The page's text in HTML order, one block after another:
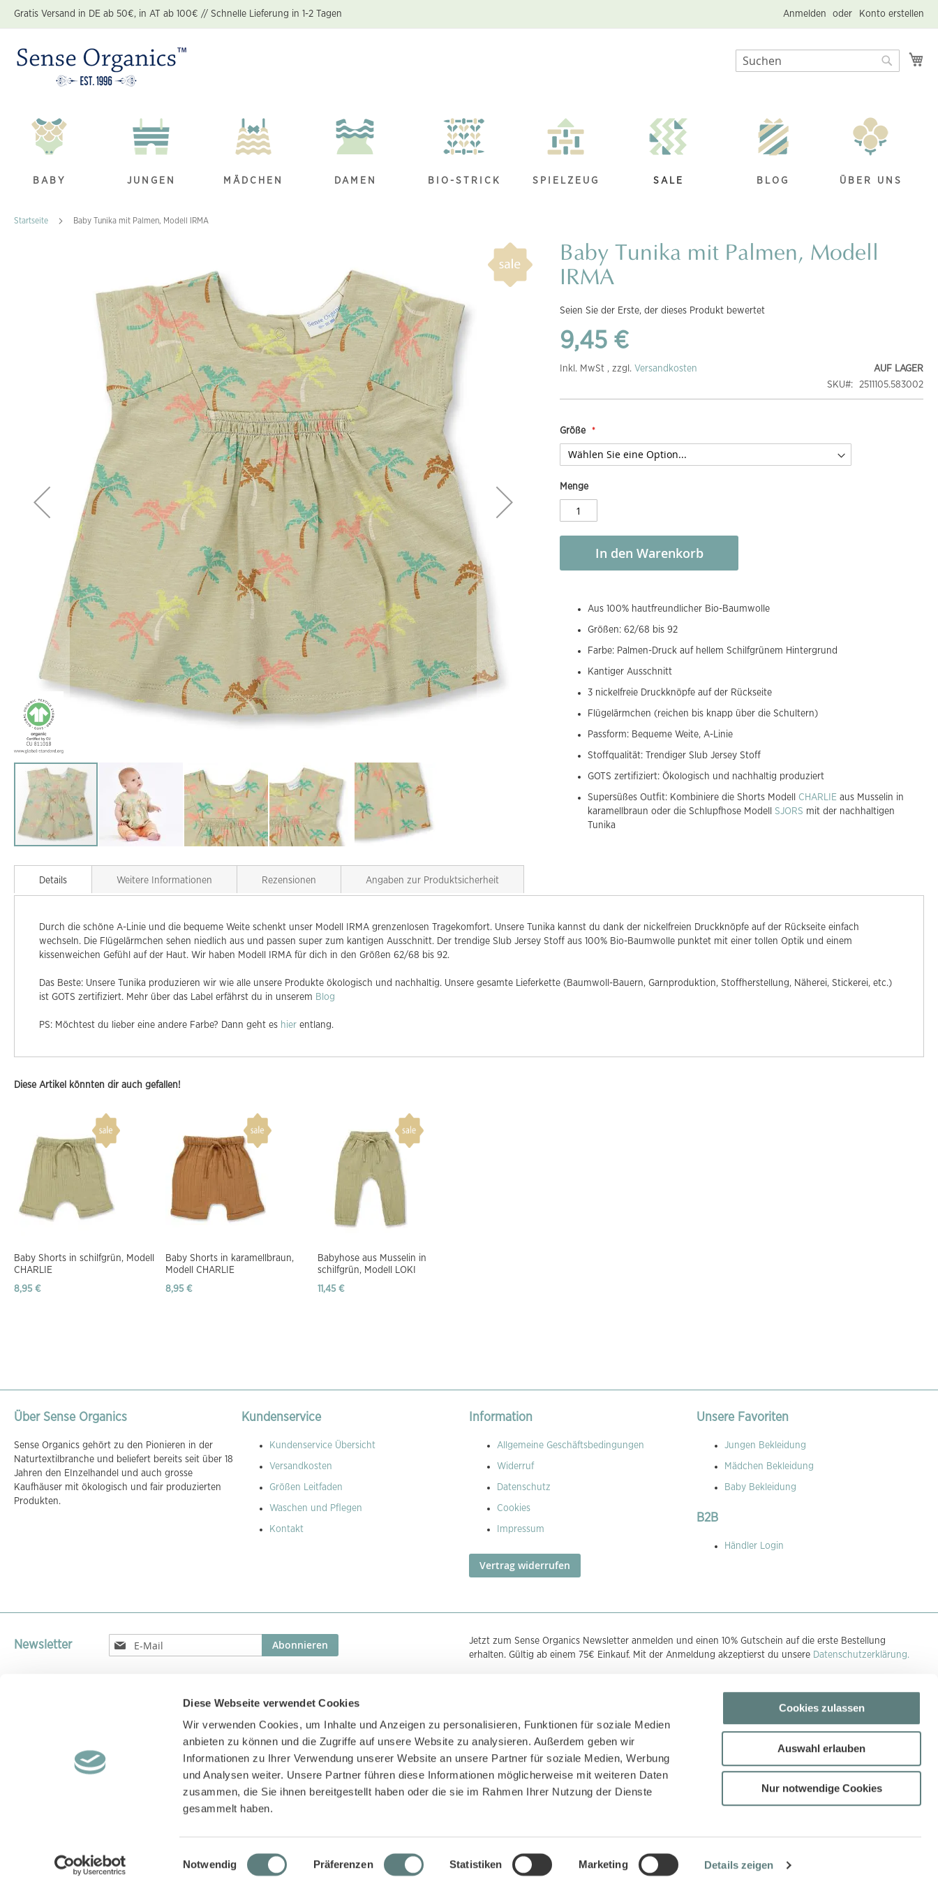
Diese Webseite verwendet Cookies
Wir verwenden Cookies, um Inhalte und Anzeigen zu personalisieren, Funktionen für soziale Medien
anbieten zu können und die Zugriffe auf unsere Website zu analysieren. Außerdem geben wir
Informationen zu Ihrer Verwendung unserer Website an unsere Partner für soziale Medien, Werbung
und Analysen weiter. Unsere Partner führen diese Informationen möglicherweise mit weiteren Daten
zusammen, die Sie ihnen bereitgestellt haben oder die sie im Rahmen Ihrer Nutzung der Dienste
gesammelt haben.
Einwilligungsauswahl
Notwendig Präferenzen Statistiken Marketing Details zeigen
Cookies zulassen
Auswahl erlauben
Nur notwendige Cookies
Zum
Inhalt
Anmelden Konto erstellen
Gratis Versand in DE ab 50€, in AT ab 100€ // Schnelle Lieferung in 1-2 Tagen
Suche
BABY JUNGEN MÄDCHEN DAMEN BIO-STRICK SPIELZEUG SALE BLOG ÜBER UNS
Startseite Baby Tunika mit Palmen, Modell IRMA
Anfang
Bildgalerie
Baby Tunika mit Palmen, Modell
IRMA
Seien Sie der Erste, der dieses Produkt bewertet
9,45 €
AUF LAGER
SKU
2511105.583002
Inkl. MwSt , zzgl. Versandkosten
Größe
Menge
In den Warenkorb
Aus 100% hautfreundlicher Bio-Baumwolle
Größen: 62/68 bis 92
Farbe: Palmen-Druck auf hellem Schilfgrünem Hintergrund
Kantiger Ausschnitt
3 nickelfreie Druckknöpfe auf der Rückseite
Flügelärmchen (reichen bis knapp über die Schultern)
Passform: Bequeme Weite, A-Linie
Stoffqualität: Trendiger Slub Jersey Stoff
GOTS zertifiziert: Ökologisch und nachhaltig produziert
Supersüßes Outfit: Kombiniere die Shorts Modell CHARLIE aus Musselin in
karamellbraun oder die Schlupfhose ModellSJORS mit der nachhaltigen
Tunika
Details
Durch die schöne A-Linie und die bequeme Weite schenkt unser Modell IRMA grenzenlosen Tragekomfort. Unsere Tunika kannst du dank der nickelfreien Druckknöpfe auf der Rückseite einfach
wechseln. Die Flügelärmchen sehen niedlich aus und passen super zum kantigen Ausschnitt. Der trendige Slub Jersey Stoff aus 100% Bio-Baumwolle punktet mit einer tollen Optik und einem
kissenweichen Gefühl auf der Haut. Wir haben Modell IRMA für dich in den Größen 62/68 bis 92.
Das Beste: Unsere Tunika produzieren wir wie alle unsere Produkte ökologisch und nachhaltig. Unsere gesamte Lieferkette (Baumwoll-Bauern, Garnproduktion, Stoffherstellung, Näherei, Stickerei, etc.)
ist GOTS zertifiziert. Mehr über das Label erfährst du in unserem Blog
PS: Möchtest du lieber eine andere Farbe? Dann geht es hier entlang.
Weitere Informationen Rezensionen Angaben zur Produktsicherheit
Diese Artikel könnten dir auch gefallen!
Baby Shorts in schilfgrün, Modell
CHARLIE
8,95 €
Baby Shorts in karamellbraun,
Modell CHARLIE
8,95 €
Babyhose aus Musselin in
schilfgrün, Modell LOKI
11,45 €
Über Sense Organics
Sense Organics gehört zu den Pionieren in der
Naturtextilbranche und beliefert bereits seit über 18
Jahren den EInzelhandel und auch grosse
Kaufhäuser mit ökologisch und fair produzierten
Produkten.
Kundenservice
Kundenservice Übersicht
Versandkosten
Größen Leitfaden
Waschen und Pflegen
Kontakt
Information
Allgemeine Geschäftsbedingungen
Widerruf
Datenschutz
Cookies
Impressum
Vertrag widerrufen
Unsere Favoriten
Jungen Bekleidung
Mädchen Bekleidung
Baby Bekleidung
B2B
Händler Login
Newsletter
Melden
Sie
Abonnieren
Jetzt zum Sense Organics Newsletter anmelden und einen 10% Gutschein auf die erste Bestellung
erhalten. Gültig ab einem 75€ Einkauf. Mit der Anmeldung akzeptierst du unsere Datenschutzerklärung.
Versand unserer Pakete mit GLS, DPD, UPS oder DHL
Zahlungsmethoden